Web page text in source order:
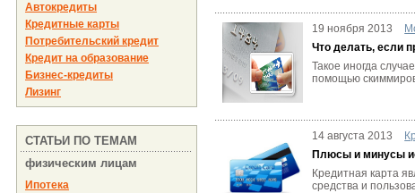
Автокредиты
Кредитные карты
Потребительский кредит
Кредит на образование
Бизнес-кредиты
Лизинг
СТАТЬИ ПО ТЕМАМ
физическим лицам
Ипотека
19 ноября 2013
Что делать, если
Такое иногда
помощью
14 августа 2013
Плюсы и минусы
Кредитная карта
средства и